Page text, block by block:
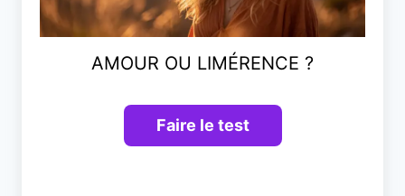
AMOUR OU LIMÉRENCE ?